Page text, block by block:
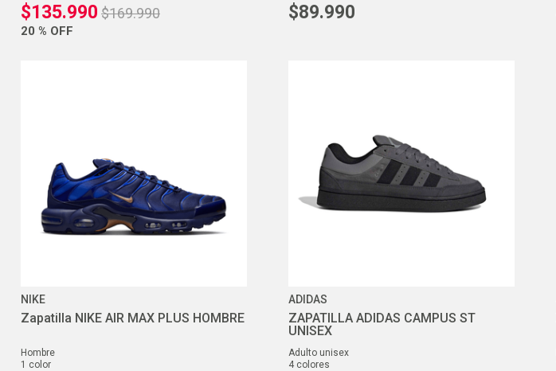
$135.990 $169.990
20 % OFF
$89.990
NIKE
Zapatilla NIKE AIR MAX PLUS HOMBRE
hombre
1 color
ADIDAS
ZAPATILLA ADIDAS CAMPUS ST
UNISEX
adulto unisex
4 colores